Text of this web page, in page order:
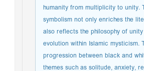
humanity from multiplicity to unity.
symbolism not only enriches the
also reflects the philosophy of
evolution within Islamic mysticism.
progression between black and
themes such as solitude, anxiety,